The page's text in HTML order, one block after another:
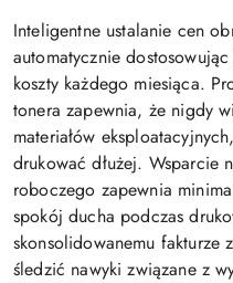
Inteligentne ustalanie cen
automatycznie
koszty każdego miesiąca.
tonera zapewnia, że nigdy
materiałów
drukować dłużej. Wsparcie
roboczego zapewnia
spokój ducha podczas
skonsolidowanemu fakturze
śledzić nawyki związane z